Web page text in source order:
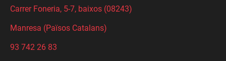
Carrer Foneria, 5-7, baixos (08243)
Manresa (Països Catalans)
93 742 26 83